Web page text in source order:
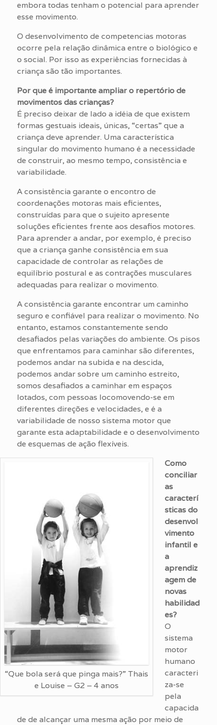
embora todas tenham o potencial para aprender
esse movimento.
O desenvolvimento de competencias motoras
ocorre pela relação dinâmica entre o biológico e
o social. Por isso as experiências fornecidas à
criança são tão importantes.
Por que é importante ampliar o repertório de
movimentos das crianças?
É preciso deixar de lado a idéia de que existem
formas gestuais ideais, únicas, “certas” que a
criança deve aprender. Uma característica
singular do movimento humano é a necessidade
de construir, ao mesmo tempo, consistência e
variabilidade.
A consistência garante o encontro de
coordenações motoras mais eficientes,
construídas para que o sujeito apresente
soluções eficientes frente aos desafios motores.
Para aprender a andar, por exemplo, é preciso
que a criança ganhe consistência em sua
capacidade de controlar as relações de
equilíbrio postural e as contrações musculares
adequadas para realizar o movimento.
A consistência garante encontrar um caminho
seguro e confiável para realizar o movimento. No
entanto, estamos constantemente sendo
desafiados pelas variações do ambiente. Os pisos
que enfrentamos para caminhar são diferentes,
podemos andar na subida e na descida,
podemos andar sobre um caminho estreito,
somos desafiados a caminhar em espaços
lotados, com pessoas locomovendo-se em
diferentes direções e velocidades, e é a
variabilidade de nosso sistema motor que
garante esta adaptabilidade e o desenvolvimento
de esquemas de ação flexíveis.
“Que bola será que pinga mais?” Thais
e Louise – G2 – 4 anos
Como
conciliar
as
caracterí
sticas do
desenvol
vimento
infantil e
a
aprendiz
agem de
novas
habilidad
es?
O
sistema
motor
humano
caracteri
za-se
pela
capacida
de de alcançar uma mesma ação por meio de